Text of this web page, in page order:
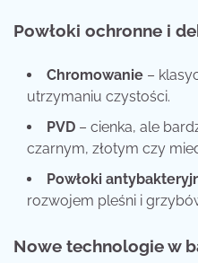
Powłoki ochronne i
Chromowanie –
utrzymaniu czystości.
PVD – cienka, ale
czarnym, złotym czy
Powłoki
rozwojem pleśni i
Nowe technologie w